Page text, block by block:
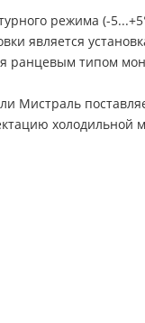
режима (-
является
ранцевым типом
Мистраль
холодильной